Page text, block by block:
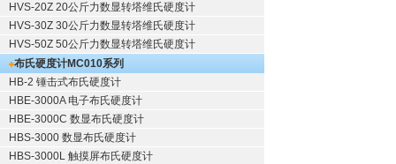
HVS-20Z 20公斤力数显转塔维氏硬度计
HVS-30Z 30公斤力数显转塔维氏硬度计
HVS-50Z 50公斤力数显转塔维氏硬度计
布氏硬度计MC010系列
HB-2 锤击式布氏硬度计
HBE-3000A 电子布氏硬度计
HBE-3000C 数显布氏硬度计
HBS-3000 数显布氏硬度计
HBS-3000L 触摸屏布氏硬度计